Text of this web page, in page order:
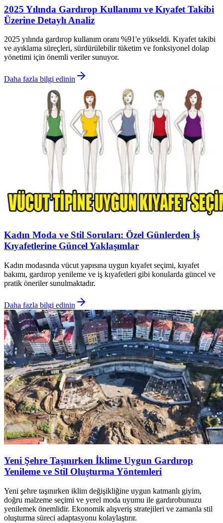
2025 Yılında Gardırop Kullanımı ve Kıyafet Takibi
Üzerine Detaylı Analiz
2025 yılında gardırop kullanım oranı %91'e yükseldi. Kıyafet takibi
ve ayıklama süreçleri, sürdürülebilir tüketim ve fonksiyonel dolap
yönetimi için önemli veriler sunuyor.
Daha fazla bilgi edinin
Kadın Moda ve Stil Soruları: Özel Günlerden İş
Kıyafetlerine Güncel Yaklaşımlar
Kadın modasında vücut yapısına uygun kıyafet seçimi, kıyafet
bakımı, gardırop yenileme ve iş kıyafetleri gibi konularda güncel ve
pratik öneriler sunulmaktadır.
Daha fazla bilgi edinin
Yeni Şehre Taşınırken İklime Uygun Gardırop
Yenileme ve Stil Oluşturma Yöntemleri
Yeni şehre taşınırken iklim değişikliğine uygun katmanlı giyim,
doğru malzeme seçimi ve yerel moda uyumu ile gardırobunuzu
yenilemek önemlidir. Ekonomik alışveriş stratejileri ve zamanla stil
oluşturma süreci adaptasyonu kolaylaştırır.